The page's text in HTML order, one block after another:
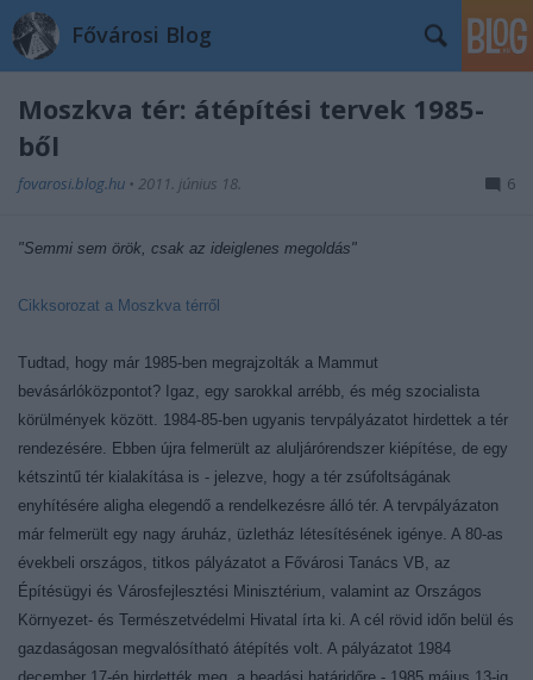
Fővárosi Blog
Moszkva tér: átépítési tervek 1985-
ből
fovarosi.blog.hu • 2011. június 18. 6
"Semmi sem örök, csak az ideiglenes megoldás"
Cikksorozat a Moszkva térről
Tudtad, hogy már 1985-ben megrajzolták a Mammut
bevásárlóközpontot? Igaz, egy sarokkal arrébb, és még szocialista
körülmények között. 1984-85-ben ugyanis tervpályázatot hirdettek a tér
rendezésére. Ebben újra felmerült az aluljárórendszer kiépítése, de egy
kétszintű tér kialakítása is - jelezve, hogy a tér zsúfoltságának
enyhítésére aligha elegendő a rendelkezésre álló tér. A tervpályázaton
már felmerült egy nagy áruház, üzletház létesítésének igénye. A 80-as
évekbeli országos, titkos pályázatot a Fővárosi Tanács VB, az
Építésügyi és Városfejlesztési Minisztérium, valamint az Országos
Környezet- és Természetvédelmi Hivatal írta ki. A cél rövid időn belül és
gazdaságosan megvalósítható átépítés volt. A pályázatot 1984